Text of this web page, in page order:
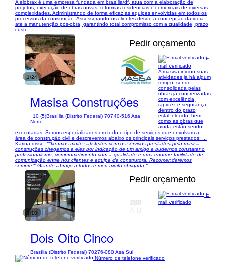
A elobrax é uma empresa fundada em brasília/df, atua com a elaboração de
projetos, execução de obras novas, reformas residenciais e comerciais de diversas
complexidades. Administrando de forma eficaz as equipes envolvidas em todos os
processos da construção. Assessorando os clientes desde a concepção da ideia
até a manutenção pós-obra, garantindo total compromisso com a qualidade, prazo,
custo...
1/24
Pedir orçamento
Masisa Construções
10 (5)Brasília (Distrito Federal) 70740-516 Asa
Norte
E-
mail verificado
A masisa iniciou suas
atividades já há algum
tempo, sendo
consolidada pelas
obras já concretizadas
com excelência,
rapidez e segurança,
dentro do prazo
estabelecido, bem
como as obras que
ainda estão sendo
executadas. Somos especializados em todo o tipo de serviços que envolvam a
área de construção civil e descrevemos abaixo os principais serviços prestados: ...
Karina disse: ""ficamos muito satisfeitos com os serviços prestados pela masisa
construções chegamos a eles por indicação de um amigo e pudemos constatar o
profissionalismo, comprometimento com a qualidade e uma enorme facilidade de
comunicação entre nós clientes e equipe da construtora. Recomendaremos
sempre!" Grande abraço a todos e meu muito obrigada."
1/10
Pedir orçamento
Dois Oito Cinco
Brasília (Distrito Federal) 70276-080 Asa Sul
E-
mail verificado
Número de telefone verificado